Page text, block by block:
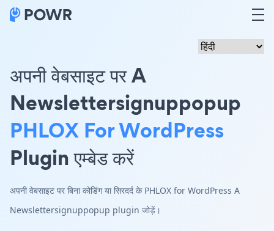
अपनी वेबसाइट पर A
Newslettersignuppopup
PHLOX For WordPress
Plugin एम्बेड करें
अपनी वेबसाइट पर बिना कोडिंग या सिरदर्द के PHLOX for WordPress A
Newslettersignuppopup plugin जोड़ें।